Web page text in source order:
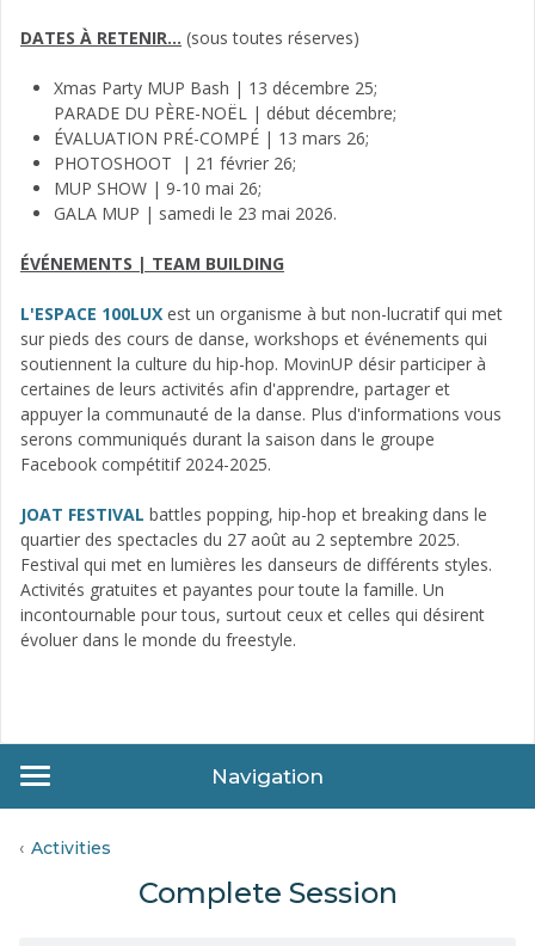
DATES À RETENIR... (sous toutes réserves)
Xmas Party MUP Bash | 13 décembre 25;
PARADE DU PÈRE-NOËL | début décembre;
ÉVALUATION PRÉ-COMPÉ | 13 mars 26;
PHOTOSHOOT | 21 février 26;
MUP SHOW | 9-10 mai 26;
GALA MUP | samedi le 23 mai 2026.
ÉVÉNEMENTS | TEAM BUILDING
L'ESPACE 100LUX est un organisme à but non-lucratif qui met
sur pieds des cours de danse, workshops et événements qui
soutiennent la culture du hip-hop. MovinUP désir participer à
certaines de leurs activités afin d'apprendre, partager et
appuyer la communauté de la danse. Plus d'informations vous
serons communiqués durant la saison dans le groupe
Facebook compétitif 2024-2025.
JOAT FESTIVAL battles popping, hip-hop et breaking dans le
quartier des spectacles du 27 août au 2 septembre 2025.
Festival qui met en lumières les danseurs de différents styles.
Activités gratuites et payantes pour toute la famille. Un
incontournable pour tous, surtout ceux et celles qui désirent
évoluer dans le monde du freestyle.
Navigation
Activities
Complete Session